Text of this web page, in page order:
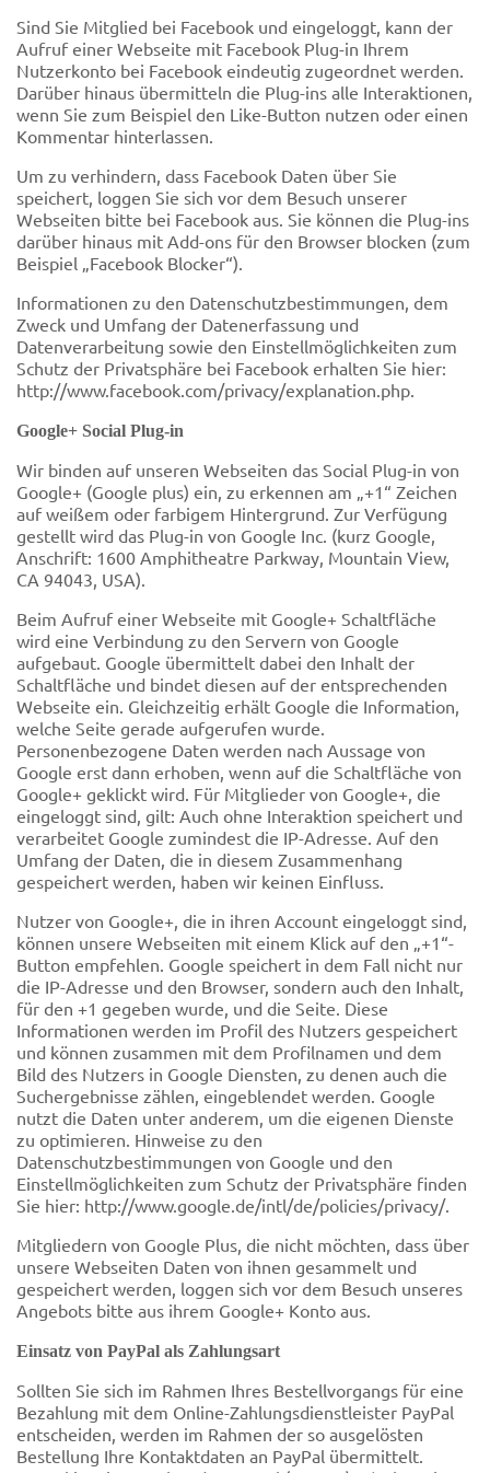
Sind Sie Mitglied bei Facebook und eingeloggt, kann der
Aufruf einer Webseite mit Facebook Plug-in Ihrem
Nutzerkonto bei Facebook eindeutig zugeordnet werden.
Darüber hinaus übermitteln die Plug-ins alle Interaktionen,
wenn Sie zum Beispiel den Like-Button nutzen oder einen
Kommentar hinterlassen.
Um zu verhindern, dass Facebook Daten über Sie
speichert, loggen Sie sich vor dem Besuch unserer
Webseiten bitte bei Facebook aus. Sie können die Plug-ins
darüber hinaus mit Add-ons für den Browser blocken (zum
Beispiel „Facebook Blocker“).
Informationen zu den Datenschutzbestimmungen, dem
Zweck und Umfang der Datenerfassung und
Datenverarbeitung sowie den Einstellmöglichkeiten zum
Schutz der Privatsphäre bei Facebook erhalten Sie hier:
http://www.facebook.com/privacy/explanation.php.
Google+ Social Plug-in
Wir binden auf unseren Webseiten das Social Plug-in von
Google+ (Google plus) ein, zu erkennen am „+1“ Zeichen
auf weißem oder farbigem Hintergrund. Zur Verfügung
gestellt wird das Plug-in von Google Inc. (kurz Google,
Anschrift: 1600 Amphitheatre Parkway, Mountain View,
CA 94043, USA).
Beim Aufruf einer Webseite mit Google+ Schaltfläche
wird eine Verbindung zu den Servern von Google
aufgebaut. Google übermittelt dabei den Inhalt der
Schaltfläche und bindet diesen auf der entsprechenden
Webseite ein. Gleichzeitig erhält Google die Information,
welche Seite gerade aufgerufen wurde.
Personenbezogene Daten werden nach Aussage von
Google erst dann erhoben, wenn auf die Schaltfläche von
Google+ geklickt wird. Für Mitglieder von Google+, die
eingeloggt sind, gilt: Auch ohne Interaktion speichert und
verarbeitet Google zumindest die IP-Adresse. Auf den
Umfang der Daten, die in diesem Zusammenhang
gespeichert werden, haben wir keinen Einfluss.
Nutzer von Google+, die in ihren Account eingeloggt sind,
können unsere Webseiten mit einem Klick auf den „+1“-
Button empfehlen. Google speichert in dem Fall nicht nur
die IP-Adresse und den Browser, sondern auch den Inhalt,
für den +1 gegeben wurde, und die Seite. Diese
Informationen werden im Profil des Nutzers gespeichert
und können zusammen mit dem Profilnamen und dem
Bild des Nutzers in Google Diensten, zu denen auch die
Suchergebnisse zählen, eingeblendet werden. Google
nutzt die Daten unter anderem, um die eigenen Dienste
zu optimieren. Hinweise zu den
Datenschutzbestimmungen von Google und den
Einstellmöglichkeiten zum Schutz der Privatsphäre finden
Sie hier: http://www.google.de/intl/de/policies/privacy/.
Mitgliedern von Google Plus, die nicht möchten, dass über
unsere Webseiten Daten von ihnen gesammelt und
gespeichert werden, loggen sich vor dem Besuch unseres
Angebots bitte aus ihrem Google+ Konto aus.
Einsatz von PayPal als Zahlungsart
Sollten Sie sich im Rahmen Ihres Bestellvorgangs für eine
Bezahlung mit dem Online-Zahlungsdienstleister PayPal
entscheiden, werden im Rahmen der so ausgelösten
Bestellung Ihre Kontaktdaten an PayPal übermittelt.